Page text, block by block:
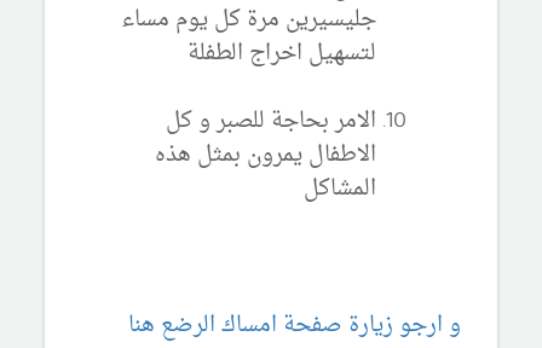
جليسيرين مرة كل يوم مساء
لتسهيل اخراج الطفلة
الامر بحاجة للصبر و كل
الاطفال يمرون بمثل هذه
المشاكل
و ارجو زيارة صفحة امساك الرضع هنا